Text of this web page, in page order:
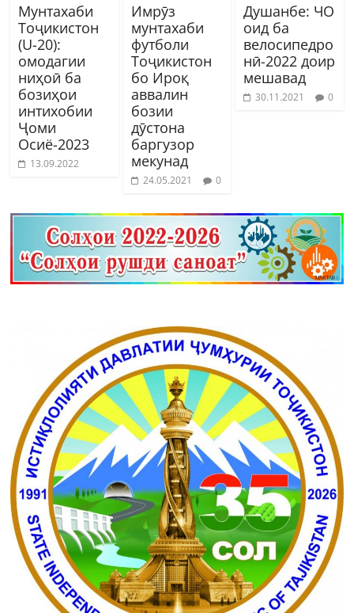
Мунтахаби
Тоҷикистон
(U-20):
омодагии
ниҳоӣ ба
бозиҳои
интихобии
Ҷоми
Осиё-2023
13.09.2022
Имрӯз
мунтахаби
футболи
Тоҷикистон
бо Ироқ
аввалин
бозии
дӯстона
баргузор
мекунад
24.05.2021 0
Душанбе: ЧО
оид ба
велосипедро
нӣ-2022 доир
мешавад
30.11.2021 0